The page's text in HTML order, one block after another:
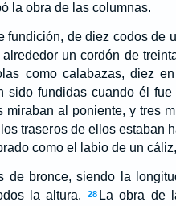
la obra de las columnas.
fundición, de diez codos de
un cordón de
como calabazas, diez
sido fundidas cuando él fue
miraban al poniente, y tres
traseros de ellos estaban
como el labio de un
de bronce, siendo la
la altura.
28 La obra de